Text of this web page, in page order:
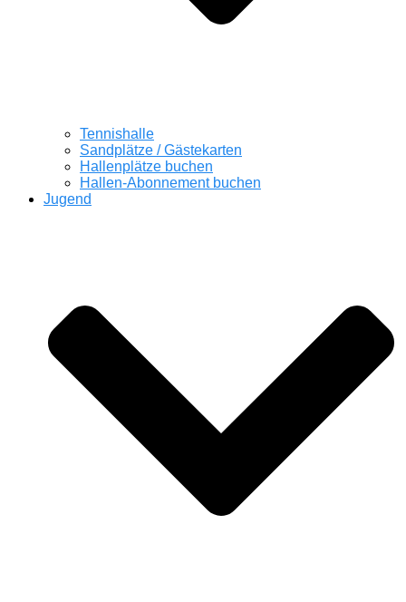
Tennishalle
Sandplätze / Gästekarten
Hallenplätze buchen
Hallen-Abonnement buchen
Jugend